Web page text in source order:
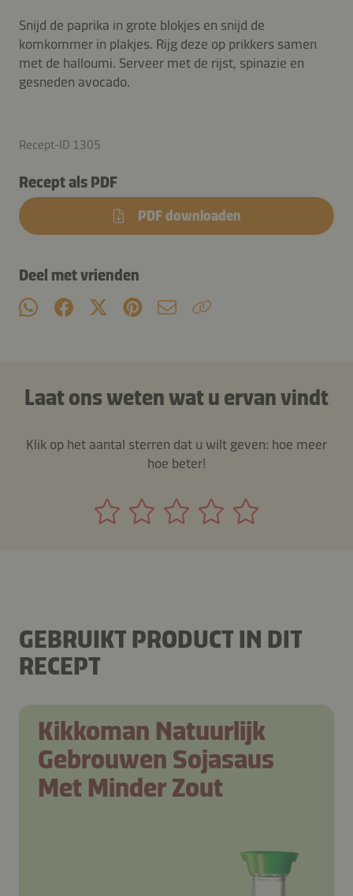
Snijd de paprika in grote blokjes en snijd de
komkommer in plakjes. Rijg deze op prikkers samen
met de halloumi. Serveer met de rijst, spinazie en
gesneden avocado.
Recept-ID 1305
Recept als PDF
PDF downloaden
Deel met vrienden
Laat ons weten wat u ervan vindt
Klik op het aantal sterren dat u wilt geven: hoe meer
hoe beter!
GEBRUIKT PRODUCT IN DIT
RECEPT
Kikkoman Natuurlijk
Gebrouwen Sojasaus
Met Minder Zout